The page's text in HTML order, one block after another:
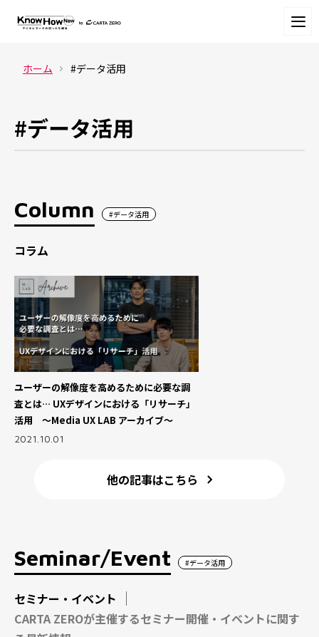
ホーム #データ活用
#データ活用
Column #データ活用
コラム
ユーザーの解像度を高めるために必要な調
査とは… UXデザインにおける「リサーチ」
活用 ～Media UX LAB アーカイブ～
2021.10.01
他の記事はこちら
Seminar/Event #データ活用
セミナー・イベント
CARTA ZEROが主催するセミナー開催・イベントに関す